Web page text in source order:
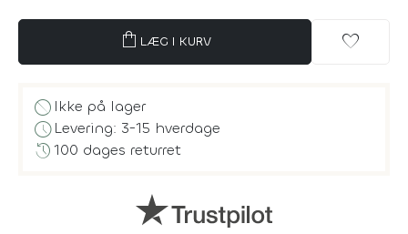
shopping_bag LÆG I KURV favorite
block Ikke på lager
scheduleLevering: 3-15 hverdage
history100 dages returret